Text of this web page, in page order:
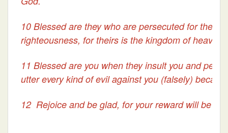
10 Blessed are they who are persecuted for the
righteousness, for theirs is the kingdom of heaven.
11 Blessed are you when they insult you and
utter every kind of evil against you (falsely)
12 Rejoice and be glad, for your reward will be